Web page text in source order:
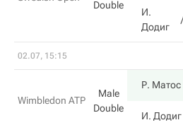
Double
И.
Додиг
02.07, 15:15
Wimbledon ATP
Male
Double
Р. Матос
И. Додиг